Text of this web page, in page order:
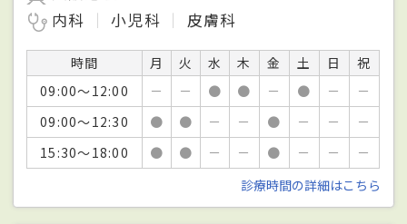
内科
小児科 皮膚科
時間 月 火 水 木 金 土 日
祝
09:00～12:00
－ － ● ● － ● －
－
09:00～12:30
● ● － － ● － －
－
15:30～18:00
● ● － － ● － －
－
診療時間の詳細はこちら